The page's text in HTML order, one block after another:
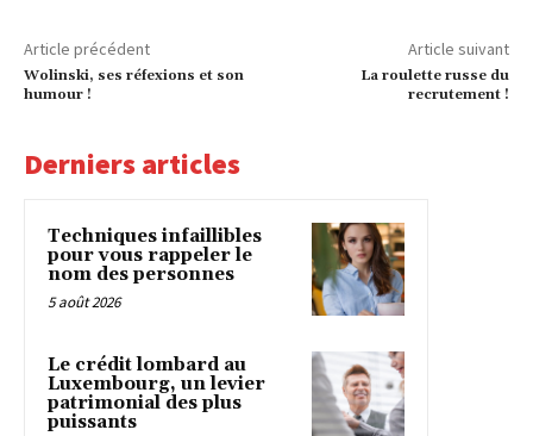
Article précédent
Wolinski, ses réfexions et son
humour !
Article suivant
La roulette russe du
recrutement !
Derniers articles
Techniques infaillibles
pour vous rappeler le
nom des personnes
5 août 2026
Le crédit lombard au
Luxembourg, un levier
patrimonial des plus
puissants